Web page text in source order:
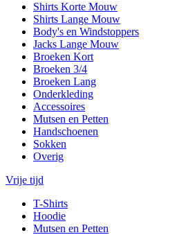
Shirts Korte Mouw
Shirts Lange Mouw
Body's en Windstoppers
Jacks Lange Mouw
Broeken Kort
Broeken 3/4
Broeken Lang
Onderkleding
Accessoires
Mutsen en Petten
Handschoenen
Sokken
Overig
Vrije tijd
T-Shirts
Hoodie
Mutsen en Petten